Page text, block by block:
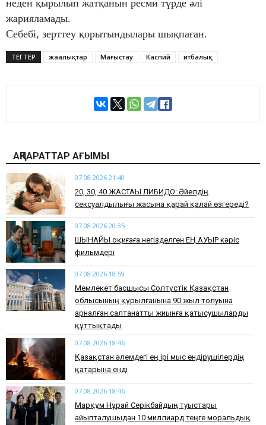
неден қырылып жатқанын ресми түрде әлі
жарияламады.
Себебі, зерттеу қорытындылары шықпаған.
ТЕГТЕР жаңалықтар Маңғыстау Каспий итбалық
АҚПАРАТТАР АҒЫМЫ
07.08.2026 21:40
​20, 30, 40 ЖАСТАҒЫ ЛИБИДО: Әйелдің
сексуалдылығы жасына қарай қалай өзгереді?
07.08.2026 20:35
​ШЫНАЙЫ оқиғаға негізделген ЕҢ АУЫР кәріс
фильмдері
07.08.2026 18:59
Мемлекет басшысы Солтүстік Қазақстан
облысының құрылғанына 90 жыл толуына
арналған салтанатты жиынға қатысушыларды
құттықтады
07.08.2026 18:46
Қазақстан әлемдегі ең ірі мыс өндірушілердің
қатарына енді
07.08.2026 18:46
Марқұм Нұрай Серікбайдың туыстары
айыпталушыдан 10 миллиард теңге моральдық